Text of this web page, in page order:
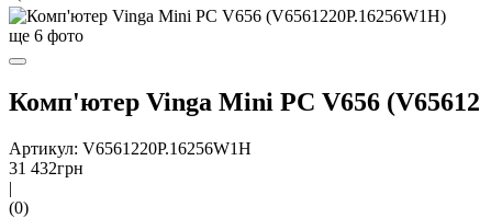
ще 6 фото
Комп'ютер Vinga Mini PC V656
Артикул: V6561220P.16256W1H
31 432грн
|
(0)